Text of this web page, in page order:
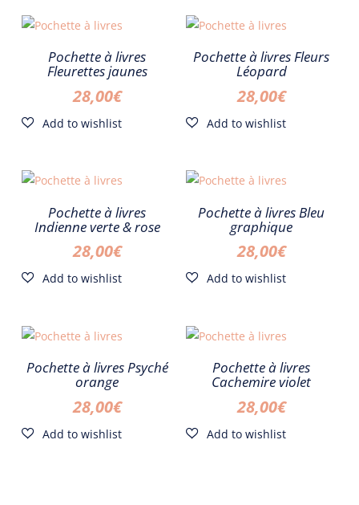
Pochette à livres
Fleurettes jaunes
28,00€
Pochette à livres Fleurs
Léopard
28,00€
Pochette à livres
Indienne verte & rose
28,00€
Pochette à livres Bleu
graphique
28,00€
Pochette à livres Psyché
orange
28,00€
Pochette à livres
Cachemire violet
28,00€